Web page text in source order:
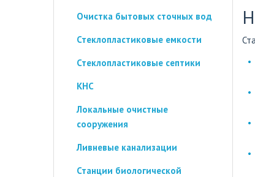
Очистка бытовых сточных вод
Стеклопластиковые емкости
Стеклопластиковые септики
КНС
Локальные очистные
сооружения
Ливневые канализации
Станции биологической